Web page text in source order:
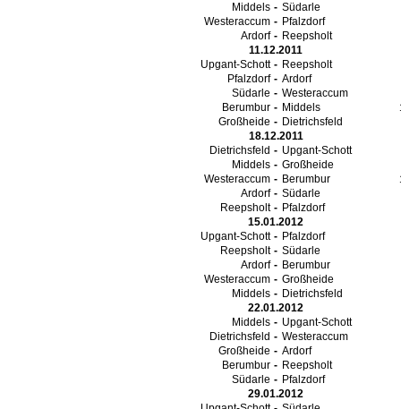
Middels - Südarle
Westeraccum - Pfalzdorf
Ardorf - Reepsholt
11.12.2011
Upgant-Schott - Reepsholt
Pfalzdorf - Ardorf
Südarle - Westeraccum
Berumbur - Middels
Großheide - Dietrichsfeld
18.12.2011
Dietrichsfeld - Upgant-Schott
Middels - Großheide
Westeraccum - Berumbur
Ardorf - Südarle
Reepsholt - Pfalzdorf
15.01.2012
Upgant-Schott - Pfalzdorf
Reepsholt - Südarle
Ardorf - Berumbur
Westeraccum - Großheide
Middels - Dietrichsfeld
22.01.2012
Middels - Upgant-Schott
Dietrichsfeld - Westeraccum
Großheide - Ardorf
Berumbur - Reepsholt
Südarle - Pfalzdorf
29.01.2012